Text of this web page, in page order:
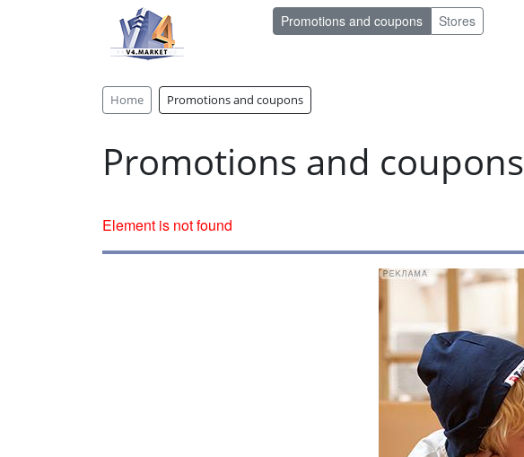
Promotions and coupons Stores
Home Promotions and coupons
Promotions and coupons
Element is not found